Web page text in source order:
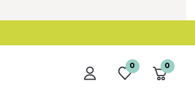
0 0